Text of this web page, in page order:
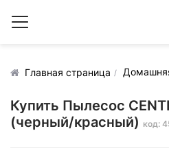
Главная страница
Купить Пылесос
(черный/красный) код: